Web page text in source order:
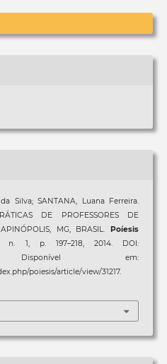
Silva; SANTANA, Luana Ferreira.
DE PROFESSORES DE
MG, BRASIL.Poíesis
1, p. 197–218, 2014. DOI:
Disponível em:
poiesis/article/view/31217.